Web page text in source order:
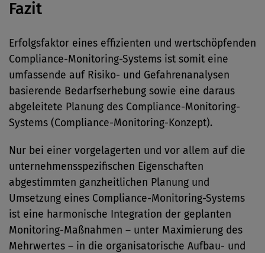
Fazit
Erfolgsfaktor eines effizienten und wertschöpfenden
Compliance-Monitoring-Systems ist somit eine
umfassende auf Risiko- und Gefahrenanalysen
basierende Bedarfserhebung sowie eine daraus
abgeleitete Planung des Compliance-Monitoring-
Systems (Compliance-Monitoring-Konzept).
Nur bei einer vorgelagerten und vor allem auf die
unternehmensspezifischen Eigenschaften
abgestimmten ganzheitlichen Planung und
Umsetzung eines Compliance-Monitoring-Systems
ist eine harmonische Integration der geplanten
Monitoring-Maßnahmen – unter Maximierung des
Mehrwertes – in die organisatorische Aufbau- und